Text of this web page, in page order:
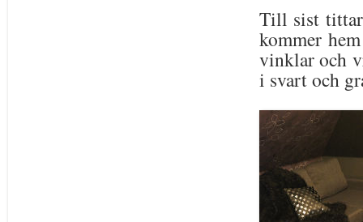
Till sist tittar
kommer
vinklar och
i svart och